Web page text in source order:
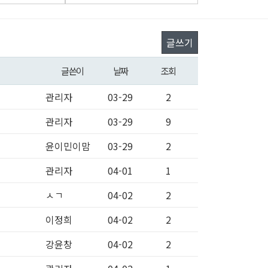
글쓰기
글쓴이 날짜 조회
관리자 03-29
2
관리자 03-29
9
윤이민이맘 03-29
2
관리자 04-01
1
ㅅㄱ 04-02
2
이정희 04-02
2
강윤창 04-02
2